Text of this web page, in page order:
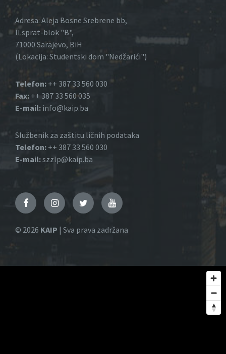
Adresa: Aleja Bosne Srebrene bb,
II.sprat-blok "B",
71000 Sarajevo, BiH
(Lokacija: Studentski dom "Nedžarići")
Telefon: ++ 387 33 560 030
Fax: ++ 387 33 560 035
E-mail: info@kaip.ba
Službenik za zaštitu ličnih podataka
Telefon: ++ 387 33 560 030
E-mail:szzlp@kaip.ba
FacebookInstagramTwitter YouTube
© 2026 KAIP | Sva prava zadržana